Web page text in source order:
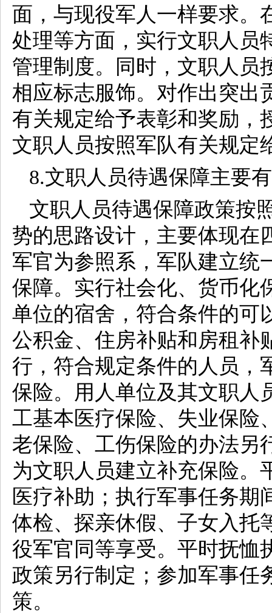
面，与现役军人一样要求。
处理等方面，实行文职人员
管理制度。同时，文职人员
相应标志服饰。对作出突出
有关规定给予表彰和奖励，
文职人员按照军队有关规定
8.文职人员待遇保障主要
文职人员待遇保障政策按
势的思路设计，主要体现在
军官为参照系，军队建立统
保障。实行社会化、货币化
单位的宿舍，符合条件的可
公积金、住房补贴和房租补
行，符合规定条件的人员，
保险。用人单位及其文职人
工基本医疗保险、失业保险
老保险、工伤保险的办法另
为文职人员建立补充保险。
医疗补助；执行军事任务期
体检、探亲休假、子女入托
役军官同等享受。平时抚恤
政策另行制定；参加军事任
策。